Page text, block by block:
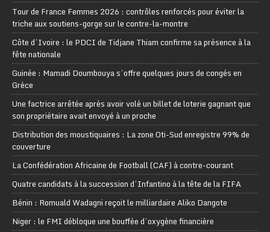
Tour de France Femmes 2026 : contrôles renforcés pour éviter la
triche aux soutiens-gorge sur le contre-la-montre
Côte d’Ivoire : le PDCI de Tidjane Thiam confirme sa présence à la
fête nationale
Guinée : Mamadi Doumbouya s’offre quelques jours de congés en
Grèce
Une factrice arrêtée après avoir volé un billet de loterie gagnant que
son propriétaire avait envoyé à un proche
Distribution des moustiquaires : La zone Oti-Sud enregistre 99% de
couverture
La Confédération Africaine de Football (CAF) à contre-courant
Quatre candidats à la succession d’Infantino à la tête de la FIFA
Bénin : Romuald Wadagni reçoit le milliardaire Aliko Dangote
Niger : le FMI débloque une bouffée d’oxygène financière